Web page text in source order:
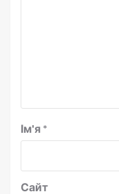
Ім'я *
Сайт